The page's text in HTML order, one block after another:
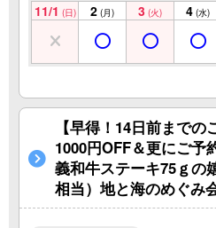
11/1 (日) 2 (月) 3 (火) 4 (水)
【早得！14日前まで
1000円OFF＆更にご予
義和牛ステーキ75ｇの
相当）地と海のめぐみ